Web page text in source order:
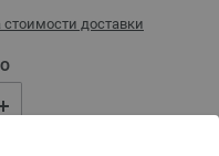
стоимости доставки